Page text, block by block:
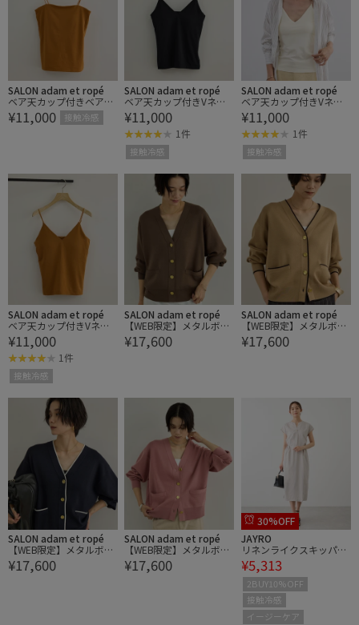
SALON adam et ropé
ベア天カップ付きベアト
ップキャミソール / UVケ
ア・接触冷感
¥11,000 接触冷感
SALON adam et ropé
ベア天カップ付きVネッ
クキャミソール / UVケ
ア・接触冷感
¥11,000
1件
接触冷感
SALON adam et ropé
ベア天カップ付きVネッ
クキャミソール / UVケ
ア・接触冷感
¥11,000
1件
接触冷感
SALON adam et ropé
ベア天カップ付きVネッ
クキャミソール / UVケ
ア・接触冷感
¥11,000
1件
接触冷感
SALON adam et ropé
【WEB限定】メタルボタ
ンスウェットライクライ
ンカーディガン 4
¥17,600
SALON adam et ropé
【WEB限定】メタルボタ
ンスウェットライクライ
ンカーディガン 4
¥17,600
SALON adam et ropé
【WEB限定】メタルボタ
ンスウェットライクライ
ンカーディガン 4
¥17,600
SALON adam et ropé
【WEB限定】メタルボタ
ンスウェットライクライ
ンカーディガン 4
¥17,600
30%OFF
JAYRO
リネンライクスキッパー
ワンピース
¥5,313
2BUY10%OFF
接触冷感
イージーケア